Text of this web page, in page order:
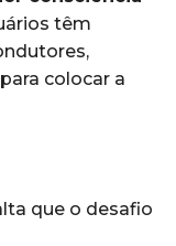
têm
colocar a
que o desafio